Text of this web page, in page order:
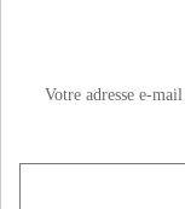
Votre adresse e-